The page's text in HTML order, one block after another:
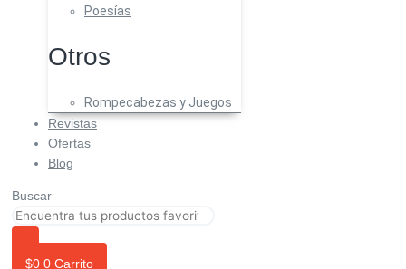
Poesías
Otros
Rompecabezas y Juegos
Revistas
Ofertas
Blog
Buscar
$0 0 Carrito